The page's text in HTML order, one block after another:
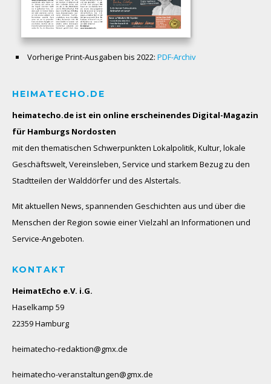
Vorherige Print-Ausgaben bis 2022: PDF-Archiv
HEIMATECHO.DE
heimatecho.de ist ein online erscheinendes Digital-Magazin
für Hamburgs Nordosten
mit den thematischen Schwerpunkten Lokalpolitik, Kultur, lokale
Geschäftswelt, Vereinsleben, Service und starkem Bezug zu den
Stadtteilen der Walddörfer und des Alstertals.
Mit aktuellen News, spannenden Geschichten aus und über die
Menschen der Region sowie einer Vielzahl an Informationen und
Service-Angeboten.
KONTAKT
HeimatEcho e.V. i.G.
Haselkamp 59
22359 Hamburg
heimatecho-redaktion@gmx.de
heimatecho-veranstaltungen@gmx.de